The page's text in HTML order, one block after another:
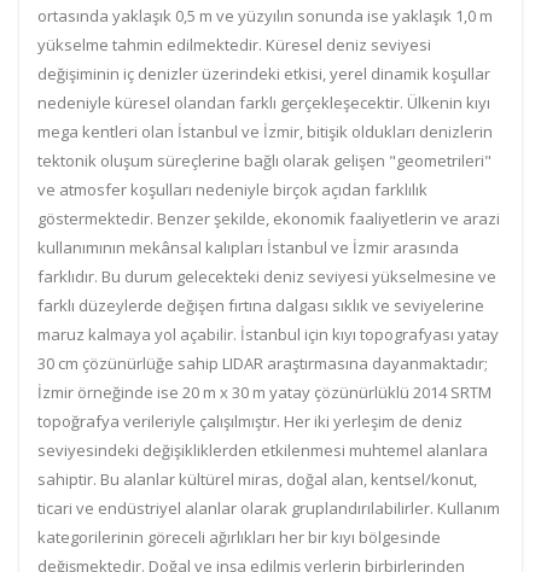
ortasında yaklaşık 0,5 m ve yüzyılın sonunda ise yaklaşık 1,0 m
yükselme tahmin edilmektedir. Küresel deniz seviyesi
değişiminin iç denizler üzerindeki etkisi, yerel dinamik koşullar
nedeniyle küresel olandan farklı gerçekleşecektir. Ülkenin kıyı
mega kentleri olan İstanbul ve İzmir, bitişik oldukları denizlerin
tektonik oluşum süreçlerine bağlı olarak gelişen "geometrileri"
ve atmosfer koşulları nedeniyle birçok açıdan farklılık
göstermektedir. Benzer şekilde, ekonomik faaliyetlerin ve arazi
kullanımının mekânsal kalıpları İstanbul ve İzmir arasında
farklıdır. Bu durum gelecekteki deniz seviyesi yükselmesine ve
farklı düzeylerde değişen fırtına dalgası sıklık ve seviyelerine
maruz kalmaya yol açabilir. İstanbul için kıyı topografyası yatay
30 cm çözünürlüğe sahip LIDAR araştırmasına dayanmaktadır;
İzmir örneğinde ise 20 m x 30 m yatay çözünürlüklü 2014 SRTM
topoğrafya verileriyle çalışılmıştır. Her iki yerleşim de deniz
seviyesindeki değişikliklerden etkilenmesi muhtemel alanlara
sahiptir. Bu alanlar kültürel miras, doğal alan, kentsel/konut,
ticari ve endüstriyel alanlar olarak gruplandırılabilirler. Kullanım
kategorilerinin göreceli ağırlıkları her bir kıyı bölgesinde
değişmektedir. Doğal ve inşa edilmiş yerlerin birbirlerinden